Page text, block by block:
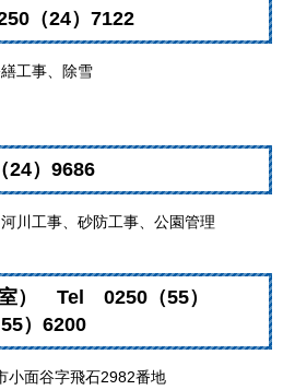
（24）7122
工事、除雪
）9686
川工事、砂防工事、公園管理
） Tel 0250（55）
）6200
面谷字飛石2982番地